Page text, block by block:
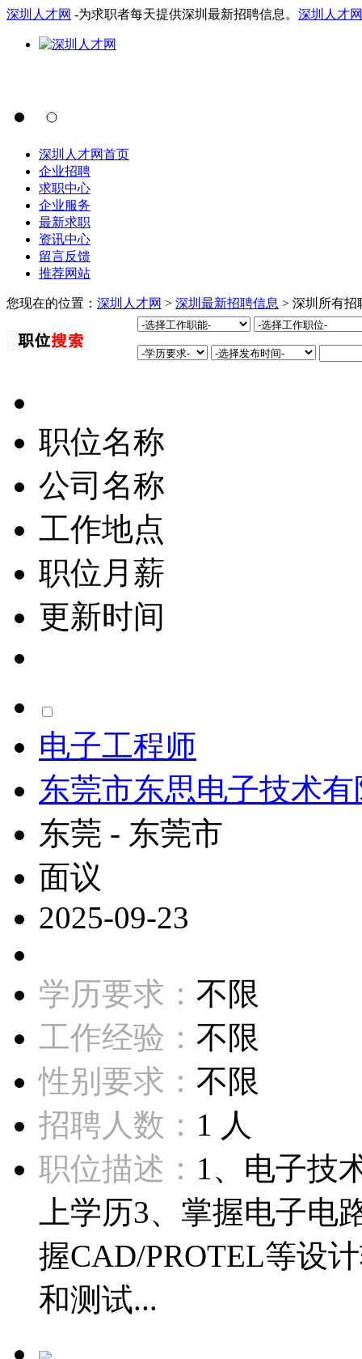
深圳人才网 -为求职者每天提供深圳最新招聘信息。 深圳人才网
深圳人才网首页
企业招聘
求职中心
企业服务
最新求职
资讯中心
留言反馈
推荐网站
您现在的位置： 深圳人才网 > 深圳最新招聘信息 > 深圳所有招
职位名称
公司名称
工作地点
职位月薪
更新时间
电子工程师
东莞市东思电子技术
东莞 - 东莞市
面议
2025-09-23
学历要求： 不限
工作经验： 不限
性别要求： 不限
招聘人数： 1 人
职位描述： 1、电子技
上学历3、掌握电子电
握CAD/PROTEL等设
和测试...